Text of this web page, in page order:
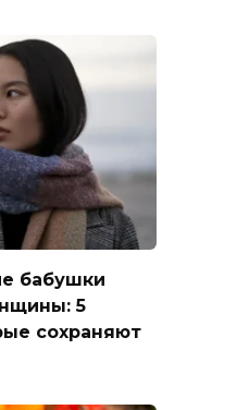
бабушки
5
сохраняют